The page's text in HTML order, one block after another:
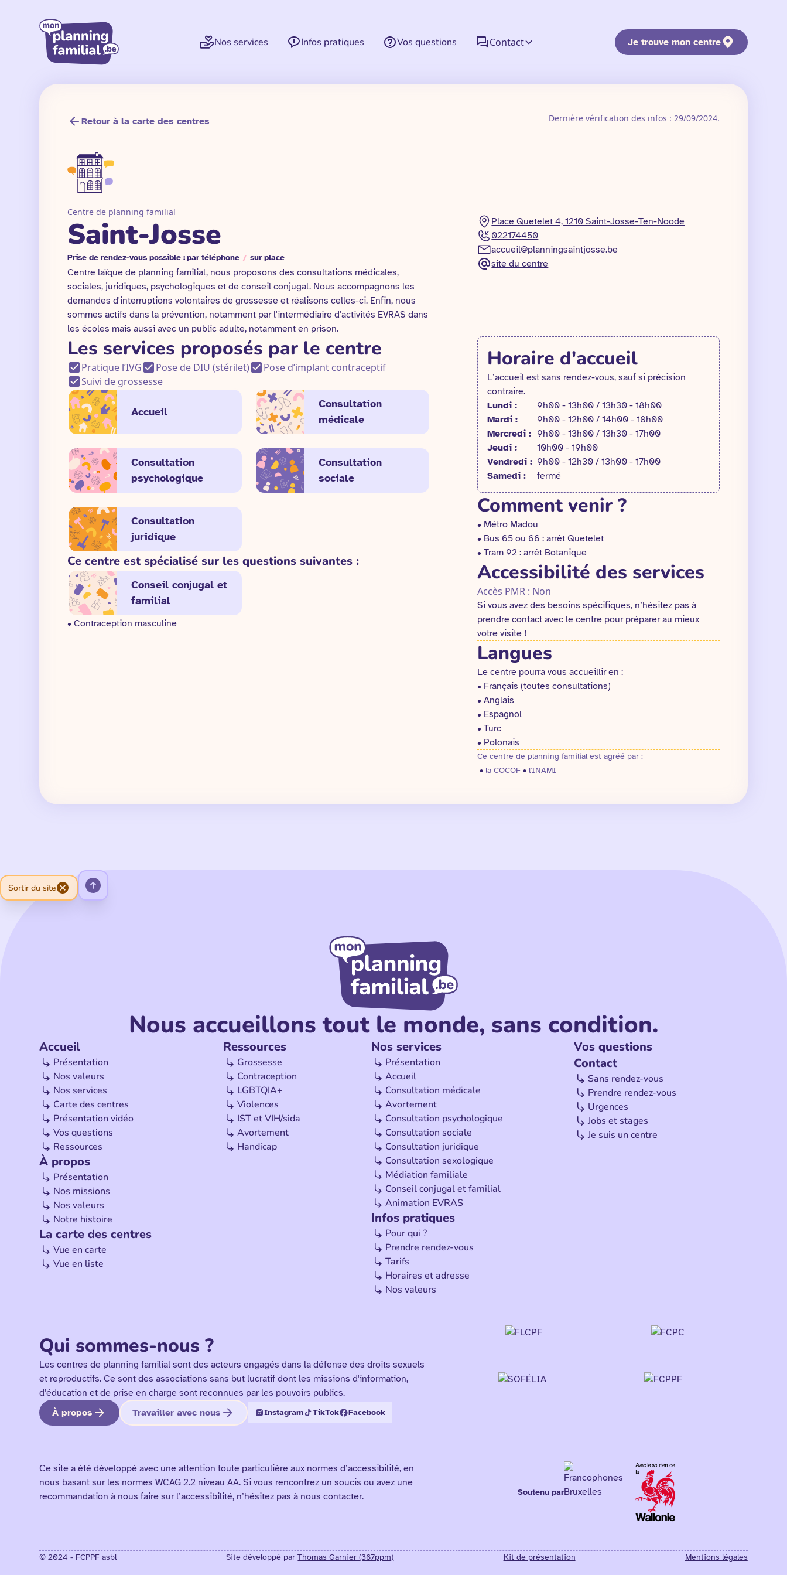
Nos services Infos pratiques Vos questions Contact Je trouve mon centre
Retour à la carte des centres Dernière vérification des infos : 29/09/2024.
Centre de planning familial
Saint-Josse
Prise de rendez-vous possible :par téléphone / sur place
Centre laïque de planning familial, nous proposons des consultations médicales,
sociales, juridiques, psychologiques et de conseil conjugal. Nous accompagnons les
demandes d'interruptions volontaires de grossesse et réalisons celles-ci. Enfin, nous
sommes actifs dans la prévention, notamment par l'intermédiaire d'activités EVRAS dans
les écoles mais aussi avec un public adulte, notamment en prison.
Place Quetelet 4, 1210 Saint-Josse-Ten-Noode
022174450
accueil@planningsaintjosse.be
site du centre
Les services proposés par le centre
Pratique l’IVG Pose de DIU (stérilet)
Pose d’implant contraceptif
Suivi de grossesse
Accueil
Consultation
médicale
Consultation
psychologique
Consultation
sociale
Consultation
juridique
Ce centre est spécialisé sur les questions suivantes :
Conseil conjugal et
familial
• Contraception masculine
Horaire d'accueil
L’accueil est sans rendez-vous, sauf si précision
contraire.
Lundi :
9h00 - 13h00 / 13h30 - 18h00
Mardi :
9h00 - 12h00 / 14h00 - 18h00
Mercredi : 9h00 - 13h00 / 13h30 - 17h00
Jeudi :
10h00 - 19h00
Vendredi : 9h00 - 12h30 / 13h00 - 17h00
Samedi :
fermé
Comment venir ?
• Métro Madou
• Bus 65 ou 66 : arrêt Quetelet
• Tram 92 : arrêt Botanique
Accessibilité des services
Accès PMR : Non
Si vous avez des besoins spécifiques, n’hésitez pas à
prendre contact avec le centre pour préparer au mieux
votre visite !
Langues
Le centre pourra vous accueillir en :
• Français (toutes consultations)
• Anglais
• Espagnol
• Turc
• Polonais
Ce centre de planning familial est agréé par :
• la COCOF • l'INAMI
Sortir du site
Nous accueillons tout le monde, sans condition.
Accueil
Présentation
Nos valeurs
Nos services
Carte des centres
Présentation vidéo
Vos questions
Ressources
À propos
Présentation
Nos missions
Nos valeurs
Notre histoire
La carte des centres
Vue en carte
Vue en liste
Ressources
Grossesse
Contraception
LGBTQIA+
Violences
IST et VIH/sida
Avortement
Handicap
Nos services
Présentation
Accueil
Consultation médicale
Avortement
Consultation psychologique
Consultation sociale
Consultation juridique
Consultation sexologique
Médiation familiale
Conseil conjugal et familial
Animation EVRAS
Infos pratiques
Pour qui ?
Prendre rendez-vous
Tarifs
Horaires et adresse
Nos valeurs
Vos questions
Contact
Sans rendez-vous
Prendre rendez-vous
Urgences
Jobs et stages
Je suis un centre
Qui sommes-nous ?
Les centres de planning familial sont des acteurs engagés dans la défense des droits sexuels
et reproductifs. Ce sont des associations sans but lucratif dont les missions d'information,
d'éducation et de prise en charge sont reconnues par les pouvoirs publics.
À propos
Travailler avec nous Instagram TikTok Facebook
Ce site a été développé avec une attention toute particulière aux normes d’accessibilité, en
nous basant sur les normes WCAG 2.2 niveau AA. Si vous rencontrez un soucis ou avez une
recommandation à nous faire sur l’accessibilité, n’hésitez pas à nous contacter.
Soutenu par
© 2024 - FCPPF asbl Site développé parThomas Garnier (367ppm) Kit de présentation Mentions légales